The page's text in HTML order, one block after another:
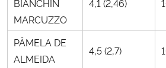
BIANCHIN
MARCUZZO
4,1 (2,46)
PÂMELA DE
ALMEIDA
4,5 (2,7)